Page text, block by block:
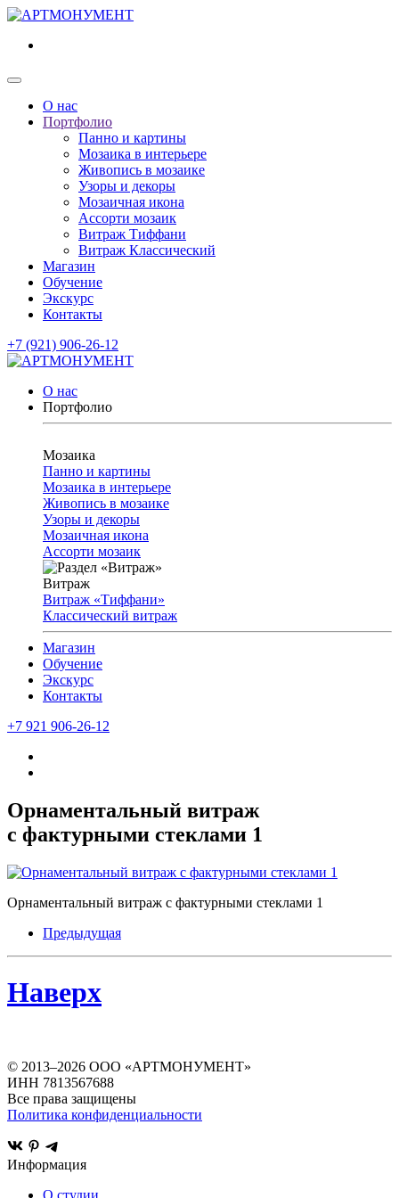
О нас
Портфолио
Панно и картины
Мозаика в интерьере
Живопись в мозаике
Узоры и декоры
Мозаичная икона
Ассорти мозаик
Витраж Тиффани
Витраж Классический
Магазин
Обучение
Экскурс
Контакты
+7 (921) 906-26-12
О нас
Портфолио
Мозаика
Панно и картины
Мозаика в интерьере
Живопись в мозаике
Узоры и декоры
Мозаичная икона
Ассорти мозаик
Витраж
Витраж «Тиффани»
Классический витраж
Магазин
Обучение
Экскурс
Контакты
+7 921 906-26-12
Орнаментальный витраж
с фактурными стеклами 1
Орнаментальный витраж с фактурными стеклами 1
Предыдущая
Наверх
© 2013–2026 ООО «АРТМОНУМЕНТ»
ИНН 7813567688
Все права защищены
Политика конфиденциальности
Информация
О студии